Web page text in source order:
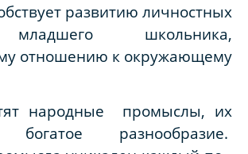
развитию личностных
школьника,
отношению к окружающему
народные промыслы, их
богатое разнообразие.